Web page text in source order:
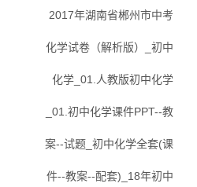
2017年湖南省郴州市中考
化学试卷（解析版）_初中
化学_01.人教版初中化学
_01.初中化学课件PPT--教
案--试题_初中化学全套(课
件--教案--配套)_18年初中